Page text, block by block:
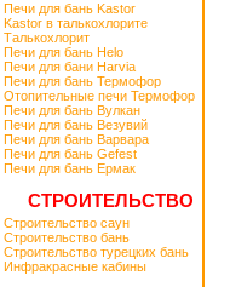
Печи для бань Kastor
Kastor в талькохлорите
Талькохлорит
Печи для бань Helo
Печи для бани Harvia
Печи для бань Термофор
Отопительные печи Термофор
Печи для бань Вулкан
Печи для бань Везувий
Печи для бань Варвара
Печи для бань Gefest
Печи для бань Ермак
СТРОИТЕЛЬСТВО
Строительство саун
Строительство бань
Строительство турецких бань
Инфракрасные кабины